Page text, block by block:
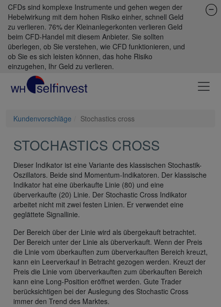
CFDs sind komplexe Instrumente und gehen wegen der
Hebelwirkung mit dem hohen Risiko einher, schnell Geld
zu verlieren. 76% der Kleinanlegerkonten verlieren Geld
beim CFD-Handel mit diesem Anbieter. Sie sollten
überlegen, ob Sie verstehen, wie CFD funktionieren, und
ob Sie es sich leisten können, das hohe Risiko
einzugehen, Ihr Geld zu verlieren.
Kundenvorschläge Stochastics cross
STOCHASTICS CROSS
Dieser Indikator ist eine Variante des klassischen Stochastik-
Oszillators. Beide sind Momentum-Indikatoren. Der klassische
Indikator hat eine überkaufte Linie (80) und eine
überverkaufte (20) Linie. Der Stochastic Cross Indikator
arbeitet nicht mit zwei festen Linien. Er verwendet eine
geglättete Signallinie.
Der Bereich über der Linie wird als übergekauft betrachtet.
Der Bereich unter der Linie als überverkauft. Wenn der Preis
die Linie vom überkauften zum überverkauften Bereich kreuzt,
kann ein Leerverkauf in Betracht gezogen werden. Kreuzt der
Preis die Linie vom überverkauften zum überkauften Bereich
kann eine Long-Position eröffnet werden. Gute Trader
berücksichtigen bei der Auslegung des Stochastic Cross
immer den Trend des Marktes.